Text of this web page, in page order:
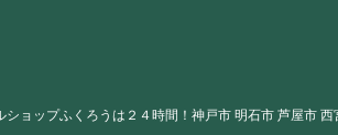
ショップふくろうは２４時間！神戸市 明石市 芦屋市